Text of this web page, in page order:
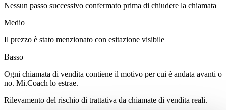
Nessun passo successivo confermato prima di chiudere la chiamata
Medio
Il prezzo è stato menzionato con esitazione visibile
Basso
Ogni chiamata di vendita contiene il motivo per cui è andata avanti o
no. Mi.Coach lo estrae.
Rilevamento del rischio di trattativa da chiamate di vendita reali.